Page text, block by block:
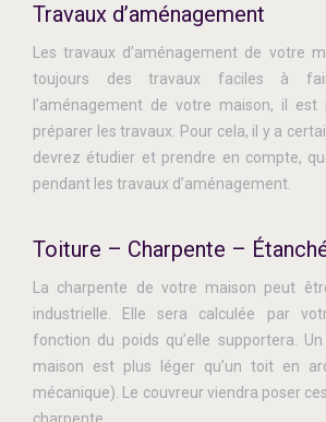
Travaux d’aménagement
Les travaux d’aménagement de votre
toujours des travaux faciles à
l’aménagement de votre maison, il
préparer les travaux. Pour cela, il y a
devrez étudier et prendre en compte,
pendant les travaux d’aménagement.
Toiture – Charpente –
La charpente de votre maison peut
industrielle. Elle sera calculée par
fonction du poids qu’elle supportera.
maison est plus léger qu’un toit en
mécanique). Le couvreur viendra poser